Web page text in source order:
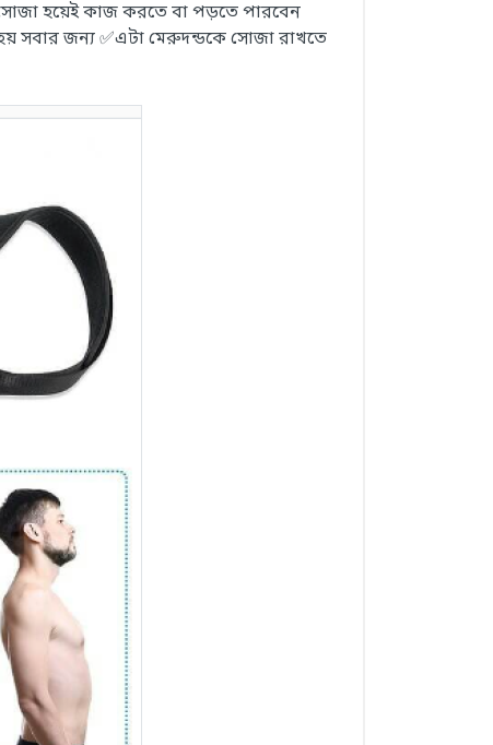
হয়েই কাজ করতে বা পড়তে পারবেন
সবার জন্য ✅এটা মেরুদন্ডকে সোজা রাখতে